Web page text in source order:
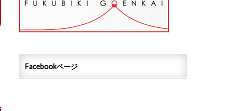
Facebookページ